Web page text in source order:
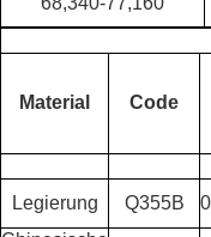
Material Code
Legierung Q355B